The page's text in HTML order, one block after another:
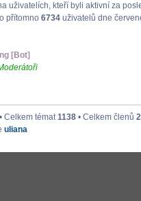
uživatelích, kteří byli aktivní za
přítomno 6734 uživatelů dne
[Bot]
• Celkem témat1138 • Celkem členů
uliana